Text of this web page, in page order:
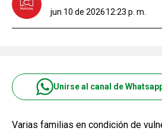
jun 10 de 202612:23 p. m.
Unirse al canal de
Varias familias en condición de